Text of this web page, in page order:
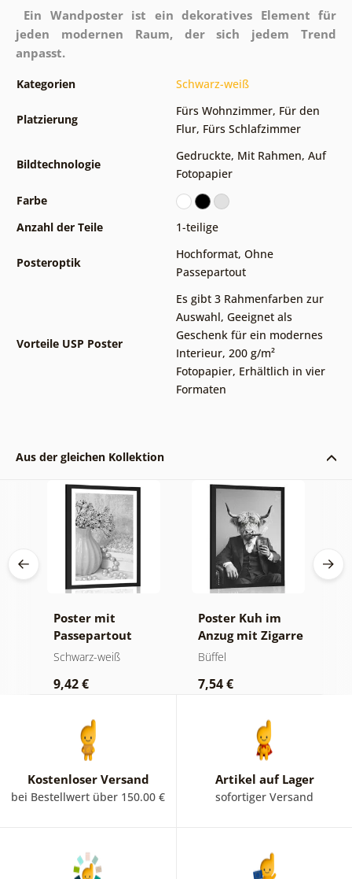
Ein Wandposter ist ein dekoratives Element für
jeden modernen Raum, der sich jedem Trend
anpasst.
Kategorien Schwarz-weiß
Platzierung
Fürs Wohnzimmer, Für den
Flur, Fürs Schlafzimmer
Bildtechnologie
Gedruckte, Mit Rahmen, Auf
Fotopapier
Farbe
Anzahl der Teile
1-teilige
Posteroptik
Hochformat, Ohne
Passepartout
Vorteile USP Poster
Es gibt 3 Rahmenfarben zur
Auswahl, Geeignet als
Geschenk für ein modernes
Interieur, 200 g/m²
Fotopapier, Erhältlich in vier
Formaten
Aus der gleichen Kollektion
Poster mit
Passepartout
Luxuriöses
Schwarz-Weiß
Schwarz-weiß
9,42 €
Poster Kuh im
Anzug mit Zigarre
und Whiskey
Büffel
7,54 €
Kostenloser Versand
bei Bestellwert über 150.00 €
Artikel auf Lager
sofortiger Versand